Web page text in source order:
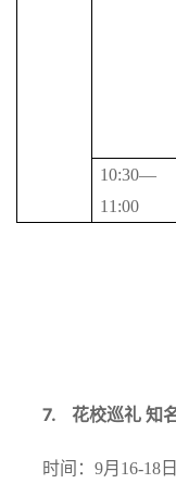
10:30—
11:00
7. 花校巡礼 知
时间：9月16-18日